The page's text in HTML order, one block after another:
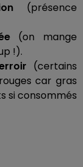
(présence
(on mange
!).
(certains
car gras
si consommés